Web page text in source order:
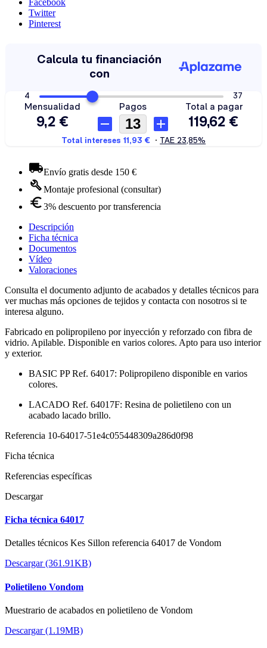
Facebook
Twitter
Pinterest
Envío gratis desde 150 €
Montaje profesional (consultar)
3% descuento por transferencia
Descripción
Ficha técnica
Documentos
Vídeo
Valoraciones
Consulta el documento adjunto de acabados y detalles técnicos para
ver muchas más opciones de tejidos y contacta con nosotros si te
interesa alguno.
Fabricado en polipropileno por inyección y reforzado con fibra de
vidrio. Apilable. Disponible en varios colores. Apto para uso interior
y exterior.
BASIC PP Ref. 64017: Polipropileno disponible en varios
colores.
LACADO Ref. 64017F: Resina de polietileno con un
acabado lacado brillo.
Referencia 10-64017-51e4c055448309a286d0f98
Ficha técnica
Referencias específicas
Descargar
Ficha técnica 64017
Detalles técnicos Kes Sillon referencia 64017 de Vondom
Descargar (361.91KB)
Polietileno Vondom
Muestrario de acabados en polietileno de Vondom
Descargar (1.19MB)